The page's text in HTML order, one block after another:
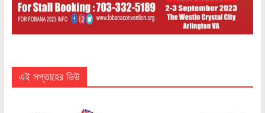
এই সপ্তাহের ভিউ